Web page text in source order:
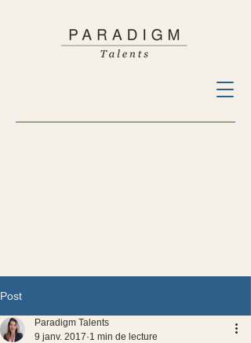
Post
Paradigm Talents
9 janv. 2017 1 min de lecture